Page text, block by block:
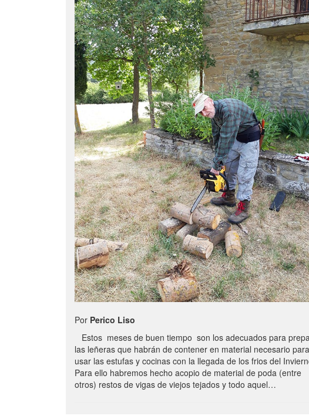
Por Perico Liso
Estos meses de buen tiempo son los adecuados para
las leñeras que habrán de contener en material necesario para
usar las estufas y cocinas con la llegada de los frios del
Para ello habremos hecho acopio de material de poda (entre
otros) restos de vigas de viejos tejados y todo aquel…